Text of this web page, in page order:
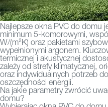
Najlepsze okna PVC do domu
minimum 5-komorowymi,
W/(m²K) oraz pakietami
wypełnionymi argonem.
termicznej i akustycznej
zależy od strefy klimatycznej,
oraz indywidualnych potrzeb
oszczędności energii.
Na jakie parametry zwrócić
domu?